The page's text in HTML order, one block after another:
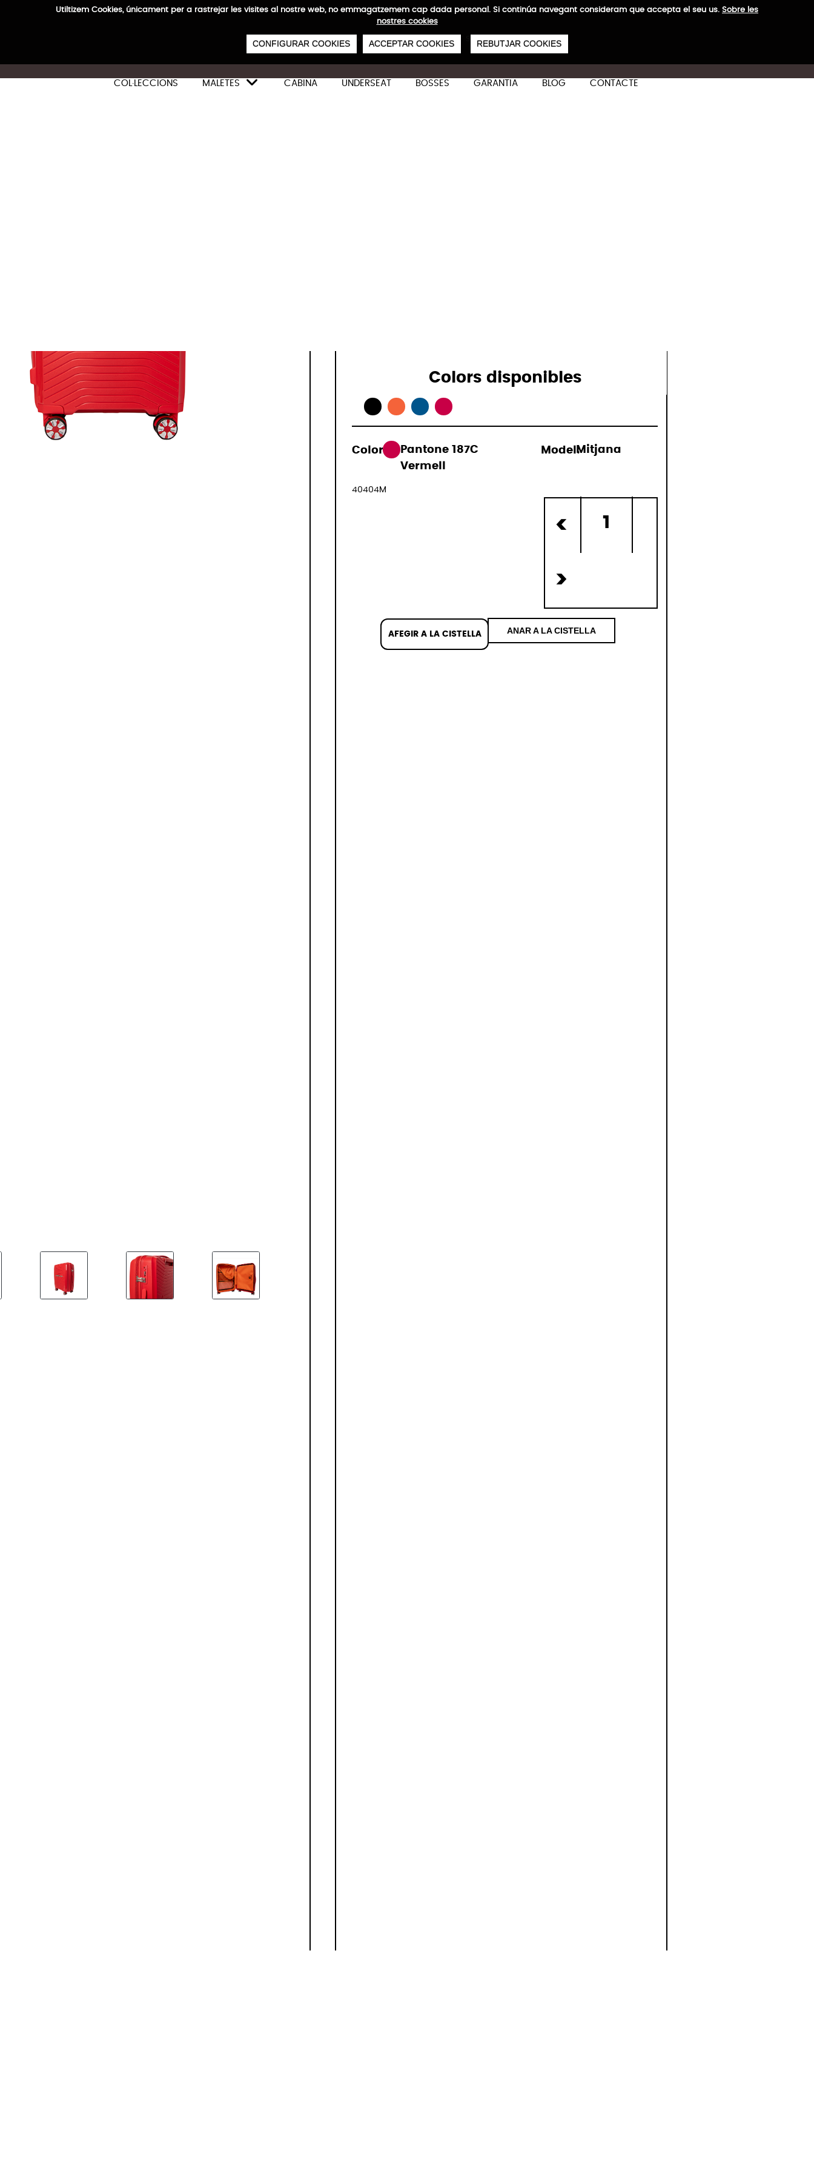
Utiltizem Cookies, únicament per a rastrejar les visites al nostre web, no emmagatzemem cap dada personal. Si continúa navegant consideram que accepta el seu us. Sobre les
nostres cookies
CONFIGURAR COOKIES ACCEPTAR COOKIES REBUTJAR COOKIES
ENVIAMENTS GRATUÏTS A PARTIR DE 50 €PAGAMENT SEGURSERVEI 48/72 H
ES CA
COL·LECCIONS MALETES  CABINA UNDERSEAT BOSSES GARANTIA BLOG CONTACTE
Colors disponibles
Color:
Pantone 187C
Vermell
Model:Mitjana
40404M
135,00 €
< 1
>
ANAR A LA CISTELLA
AFEGIR A LA CISTELLA